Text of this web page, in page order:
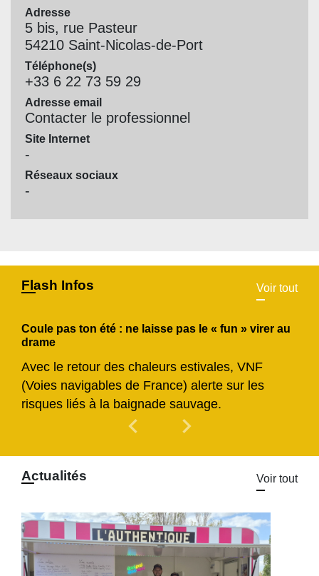
Adresse
5 bis, rue Pasteur
54210 Saint-Nicolas-de-Port
Téléphone(s)
+33 6 22 73 59 29
Adresse email
Contacter le professionnel
Site Internet
-
Réseaux sociaux
-
Flash Infos Voir tout
Coule pas ton été : ne laisse pas le « fun » virer au
drame
Avec le retour des chaleurs estivales, VNF
(Voies navigables de France) alerte sur les
risques liés à la baignade sauvage.
chevron_left Previous
chevron_right
Actualités Voir tout